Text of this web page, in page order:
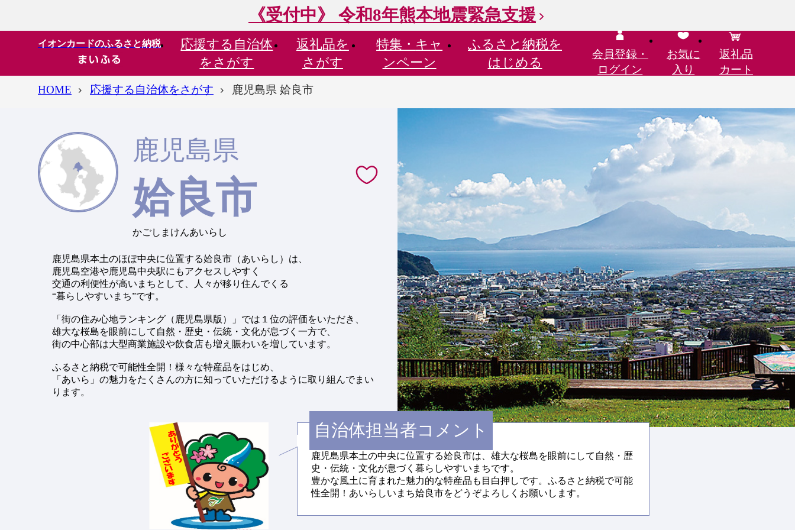
《受付中》 令和8年熊本地震緊急支援
イオンカードのふるさと納税 応援する 自治体
をさがす
返礼品を
さがす
特集・ キャ
ンペーン
ふるさと納税を
はじめる
会員登録・
ログイン
お気に
入り
返礼品
カート
HOME
応援する自治体をさがす 鹿児島県 姶良市
鹿児島県
姶良市
かごしまけんあいらし
鹿児島県本土のほぼ中央に位置する姶良市（あいらし）は、
鹿児島空港や鹿児島中央駅にもアクセスしやすく
交通の利便性が高いまちとして、人々が移り住んでくる
“暮らしやすいまち”です。
「街の住み心地ランキング（鹿児島県版）」では１位の評価をいただき、
雄大な桜島を眼前にして自然・歴史・伝統・文化が息づく一方で、
街の中心部は大型商業施設や飲食店も増え賑わいを増しています。
ふるさと納税で可能性全開！様々な特産品をはじめ、
「あいら」の魅力をたくさんの方に知っていただけるように取り組んでまい
ります。
自治体担当者コメント
鹿児島県本土の中央に位置する姶良市は、雄大な桜島を眼前にして自然・歴
史・伝統・文化が息づく暮らしやすいまちです。
豊かな風土に育まれた魅力的な特産品も目白押しです。ふるさと納税で可能
性全開！あいらしいまち姶良市をどうぞよろしくお願いします。